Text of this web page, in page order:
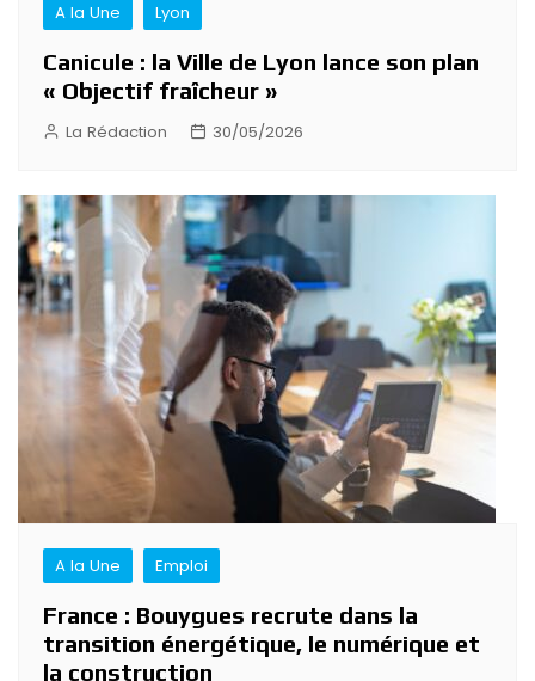
A la Une Lyon
Canicule : la Ville de Lyon lance son plan
« Objectif fraîcheur »
La Rédaction 30/05/2026
A la Une Emploi
France : Bouygues recrute dans la
transition énergétique, le numérique et
la construction